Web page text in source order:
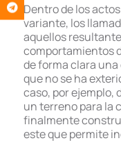
Dentro de los
variante, los
aquellos
comportamientos
de forma clara
que no se ha
caso, por ejemplo,
un terreno para la
finalmente
este que permite